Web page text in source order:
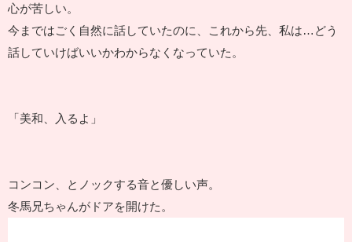
心が苦しい。
今まではごく自然に話していたのに、これから先、私は…どう
話していけばいいかわからなくなっていた。
「美和、入るよ」
コンコン、とノックする音と優しい声。
冬馬兄ちゃんがドアを開けた。